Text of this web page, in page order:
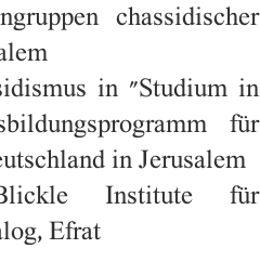
chassidischer
in "Studium in
für
in Jerusalem
Institute für
Efrat